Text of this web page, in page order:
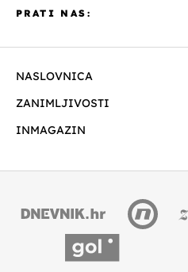
NASLOVNICA
ZANIMLJIVOSTI
INMAGAZIN
PRATI NAS: